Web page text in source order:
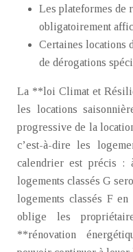
Les plateformes de
obligatoirement
Certaines locations
de dérogations
La **loi Climat et
les locations
progressive de la
c’est-à-dire les
calendrier est précis :
logements classés G
logements classés F
oblige les
**rénovation